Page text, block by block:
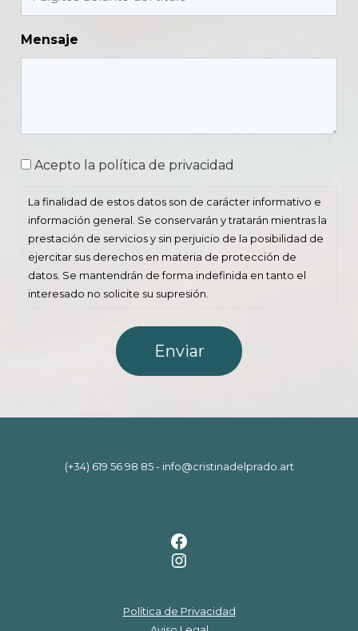
Mensaje
Consentimiento
Acepto la política de privacidad
La finalidad de estos datos son de carácter informativo e
información general. Se conservarán y tratarán mientras la
prestación de servicios y sin perjuicio de la posibilidad de
ejercitar sus derechos en materia de protección de
datos. Se mantendrán de forma indefinida en tanto el
interesado no solicite su supresión.
(+34) 619 56 98 85- info@cristinadelprado.art
Facebook
Instagram
Política de Privacidad